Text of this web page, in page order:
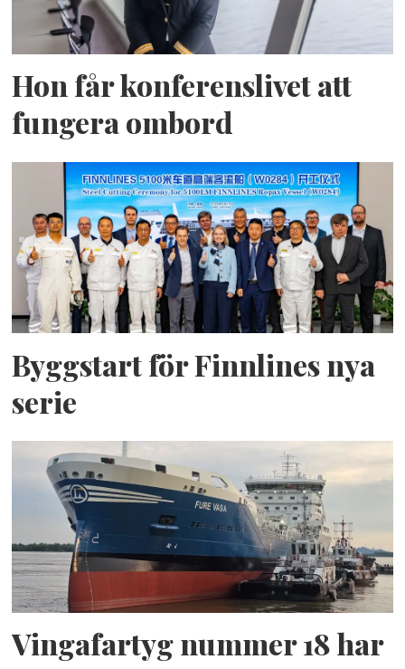
Hon får konferenslivet att
fungera ombord
Byggstart för Finnlines nya
serie
Vingafartyg nummer 18 har